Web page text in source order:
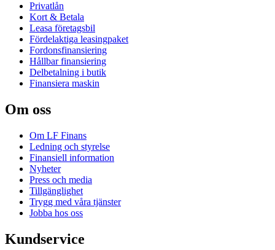
Privatlån
Kort & Betala
Leasa företagsbil
Fördelaktiga leasingpaket
Fordonsfinansiering
Hållbar finansiering
Delbetalning i butik
Finansiera maskin
Om oss
Om LF Finans
Ledning och styrelse
Finansiell information
Nyheter
Press och media
Tillgänglighet
Trygg med våra tjänster
Jobba hos oss
Kundservice